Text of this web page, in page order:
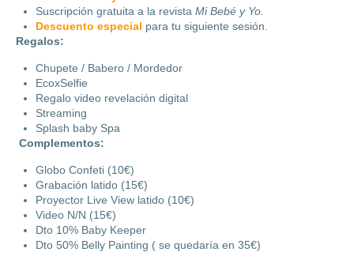
Suscripción gratuita a la revistaMi Bebé y Yo.
Descuento especial para tu siguiente sesión.
Regalos:
Chupete / Babero / Mordedor
EcoxSelfie
Regalo video revelación digital
Streaming
Splash baby Spa
Complementos:
Globo Confeti (10€)
Grabación latido (15€)
Proyector Live View latido (10€)
Video N/N (15€)
Dto 10% Baby Keeper
Dto 50% Belly Painting ( se quedaría en 35€)